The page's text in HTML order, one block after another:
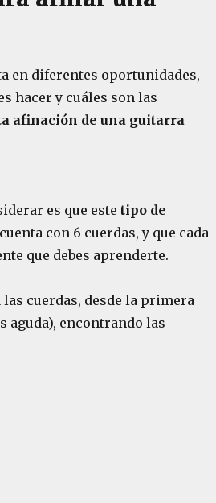
en diferentes oportunidades,
hacer y cuáles son las
afinación de una guitarra
es que este tipo de
con 6 cuerdas, y que cada
que debes aprenderte.
cuerdas, desde la primera
aguda), encontrando las